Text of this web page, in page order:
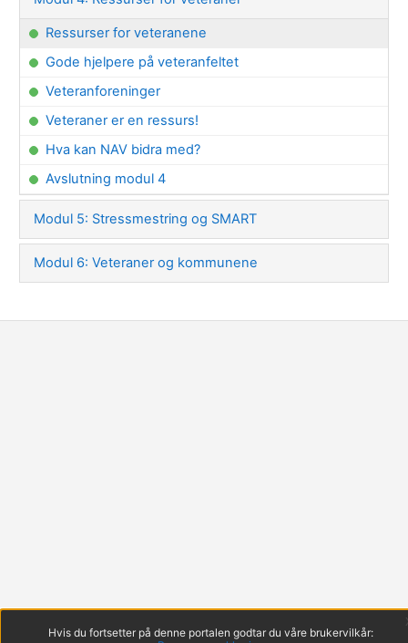
Ressurser for veteranene
Gode hjelpere på veteranfeltet
Veteranforeninger
Veteraner er en ressurs!
Hva kan NAV bidra med?
Avslutning modul 4
Modul 5: Stressmestring og SMART
Modul 6: Veteraner og kommunene
Hvis du fortsetter på denne portalen godtar du våre brukervilkår: